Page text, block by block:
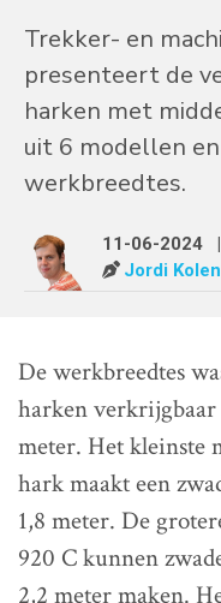
Trekker- en
presenteert de
harken met
uit 6 modellen
werkbreedtes.
11-06-2024
Jordi
De werkbreedtes
harken verkrijgbaar
meter. Het kleinste
hark maakt een
1,8 meter. De
920 C kunnen
2,2 meter maken.